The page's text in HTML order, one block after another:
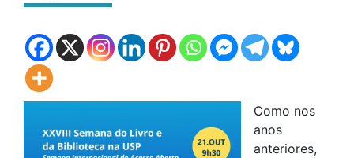
Como nos
anos
anteriores,